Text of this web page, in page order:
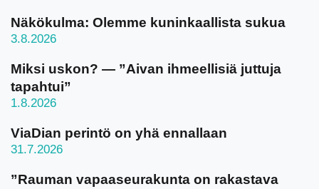
Näkökulma: Olemme kuninkaallista sukua
3.8.2026
Miksi uskon? — ”Aivan ihmeellisiä juttuja
tapahtui”
1.8.2026
ViaDian perintö on yhä ennallaan
31.7.2026
”Rauman vapaaseurakunta on rakastava